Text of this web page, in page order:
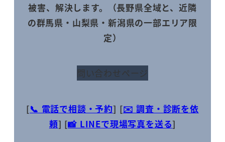
被害、解決します。（長野県全域と、近隣
の群馬県・山梨県・新潟県の一部エリア限
定）
問い合わせページ
[📞 電話で相談・予約] [✉️ 調査・診断を依
頼] [📸 LINEで現場写真を送る]